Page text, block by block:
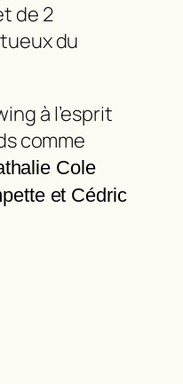
de 2
du
à l’esprit
comme
Cole
et Cédric